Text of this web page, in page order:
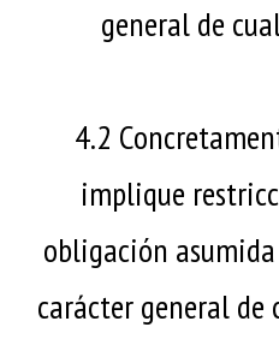
general de
4.2
implique
obligación
carácter general